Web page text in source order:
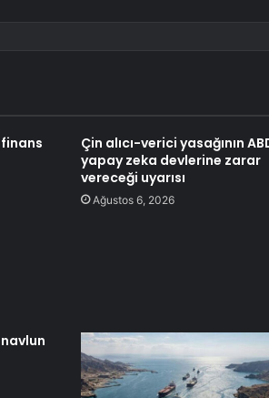
Çin alıcı-verici yasağının
yapay zeka devlerine zarar
vereceği uyarısı
Ağustos 6, 2026